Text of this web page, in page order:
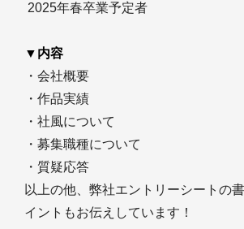
2025年春卒業予定者
▼内容
・会社概要
・作品実績
・社風について
・募集職種について
・質疑応答
以上の他、弊社エントリーシートの
イントもお伝えしています！